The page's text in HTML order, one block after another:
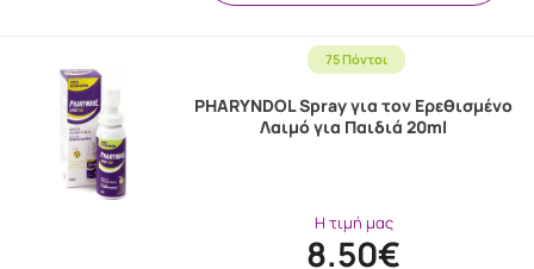
75 Πόντοι
PHARYNDOL Spray για τον Ερεθισμένο
Λαιμό για Παιδιά 20ml
Η τιμή μας
8.50€